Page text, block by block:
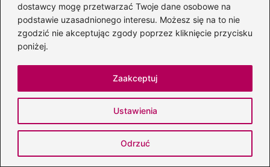
dostawcy mogę przetwarzać Twoje dane osobowe na
podstawie uzasadnionego interesu. Możesz się na to nie
zgodzić nie akceptując zgody poprzez kliknięcie przycisku
poniżej.
Ustawienia
Odrzuć
Zaakceptuj
Afrodyta zakochała się w przystojnym
młodzieńcu Adonisie, który zginął tragicznie
przygnieciony przez dzika podczas
z jego krwi wyrosły piękne kwiaty anemonów,
symbolizujące cykl życia i śmierci.
Jak Afrodyta wpłynęła na społeczeństwo w
kontekście małżeństw i relacji?
Kult Afrodyty miał praktyczny wymiar w